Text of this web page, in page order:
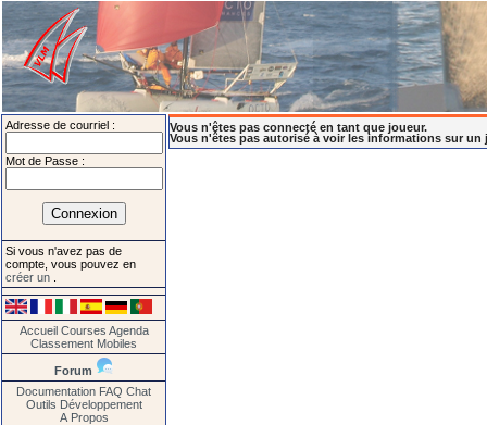
Adresse de courriel :
Mot de Passe :
Si vous n'avez pas de
compte, vous pouvez en
créer un
Accueil Courses Agenda
Classement Mobiles
Forum
Documentation FAQ Chat
Outils Développement
A Propos
Vous n'êtes pas connecté en tant que joueur.
Vous n'êtes pas autorisé à voir les informations sur un